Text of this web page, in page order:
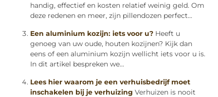
handig, effectief en kosten relatief weinig geld. Om
deze redenen en meer, zijn pillendozen perfect...
Een aluminium kozijn: iets voor u? Heeft u
genoeg van uw oude, houten kozijnen? Kijk dan
eens of een aluminium kozijn wellicht iets voor u is.
In dit artikel bespreken we...
Lees hier waarom je een verhuisbedrijf moet
inschakelen bij je verhuizing Verhuizen is nooit